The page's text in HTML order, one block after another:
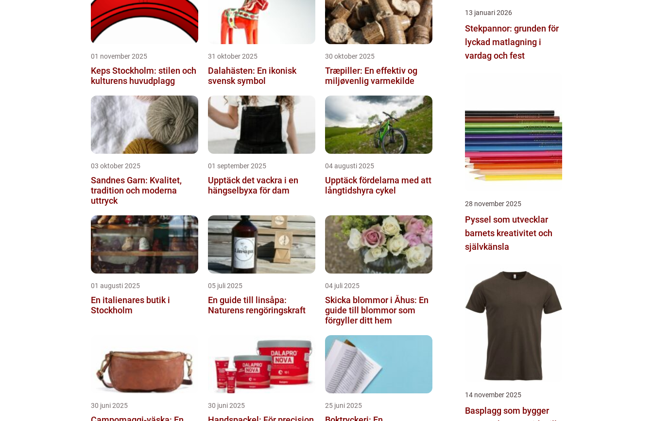
01 november 2025
Keps Stockholm: stilen och
kulturens huvudplagg
31 oktober 2025
Dalahästen: En ikonisk
svensk symbol
30 oktober 2025
Træpiller: En effektiv og
miljøvenlig varmekilde
03 oktober 2025
Sandnes Garn: Kvalitet,
tradition och moderna
uttryck
01 september 2025
Upptäck det vackra i en
hängselbyxa för dam
04 augusti 2025
Upptäck fördelarna med att
långtidshyra cykel
01 augusti 2025
En italienares butik i
Stockholm
05 juli 2025
En guide till linsåpa:
Naturens rengöringskraft
04 juli 2025
Skicka blommor i Åhus: En
guide till blommor som
förgyller ditt hem
30 juni 2025 30 juni 2025 25 juni 2025
13 januari 2026
Stekpannor: grunden för
lyckad matlagning i
vardag och fest
28 november 2025
Pyssel som utvecklar
barnets kreativitet och
självkänsla
14 november 2025
Basplagg som bygger